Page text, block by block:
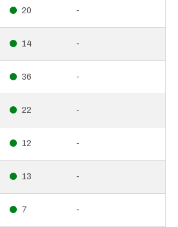
20 -
14 -
36 -
22 -
12 -
13 -
7 -